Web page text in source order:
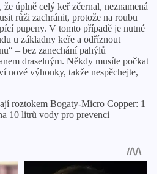
úplně celý keř zčernal, neznamená
růži zachránit, protože na roubu
pupeny. V tomto případě je nutné
u základny keře a odříznout
– bez zanechání pahýlů
draselným. Někdy musíte počkat
nové výhonky, takže nespěchejte,
roztokem Bogaty-Micro Copper: 1
10 litrů vody pro prevenci